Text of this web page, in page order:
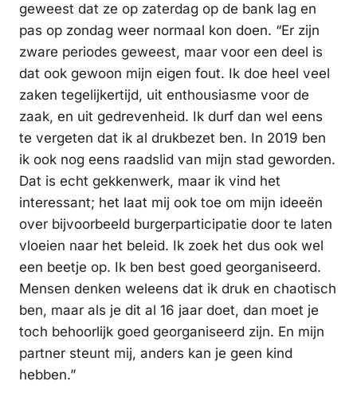
geweest dat ze op zaterdag op de bank lag en
pas op zondag weer normaal kon doen. “Er zijn
zware periodes geweest, maar voor een deel is
dat ook gewoon mijn eigen fout. Ik doe heel veel
zaken tegelijkertijd, uit enthousiasme voor de
zaak, en uit gedrevenheid. Ik durf dan wel eens
te vergeten dat ik al drukbezet ben. In 2019 ben
ik ook nog eens raadslid van mijn stad geworden.
Dat is echt gekkenwerk, maar ik vind het
interessant; het laat mij ook toe om mijn ideeën
over bijvoorbeeld burgerparticipatie door te laten
vloeien naar het beleid. Ik zoek het dus ook wel
een beetje op. Ik ben best goed georganiseerd.
Mensen denken weleens dat ik druk en chaotisch
ben, maar als je dit al 16 jaar doet, dan moet je
toch behoorlijk goed georganiseerd zijn. En mijn
partner steunt mij, anders kan je geen kind
hebben.”